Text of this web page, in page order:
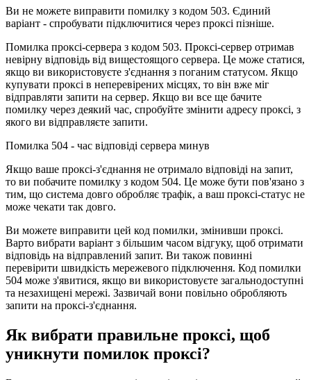
Ви не можете виправити помилку з кодом 503. Єдиний
варіант - спробувати підключитися через проксі пізніше.
Помилка проксі-сервера з кодом 503. Проксі-сервер отримав
невірну відповідь від вищестоящого сервера. Це може статися,
якщо ви використовуєте з'єднання з поганим статусом. Якщо
купувати проксі в неперевірених місцях, то він вже міг
відправляти запити на сервер. Якщо ви все ще бачите
помилку через деякий час, спробуйте змінити адресу проксі, з
якого ви відправляєте запити.
Помилка 504 - час відповіді сервера минув
Якщо ваше проксі-з'єднання не отримало відповіді на запит,
то ви побачите помилку з кодом 504. Це може бути пов'язано з
тим, що система довго обробляє трафік, а ваш проксі-статус не
може чекати так довго.
Ви можете виправити цей код помилки, змінивши проксі.
Варто вибрати варіант з більшим часом відгуку, щоб отримати
відповідь на відправлений запит. Ви також повинні
перевірити швидкість мережевого підключення. Код помилки
504 може з'явитися, якщо ви використовуєте загальнодоступні
та незахищені мережі. Зазвичай вони повільно обробляють
запити на проксі-з'єднання.
Як вибрати правильне проксі, щоб
уникнути помилок проксі?